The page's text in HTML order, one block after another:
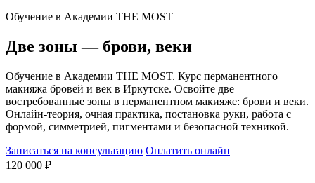
Обучение в Академии THE MOST
Две зоны — брови, веки
Обучение в Академии THE MOST. Курс перманентного
макияжа бровей и век в Иркутске. Освойте две
востребованные зоны в перманентном макияже: брови и веки.
Онлайн-теория, очная практика, постановка руки, работа с
формой, симметрией, пигментами и безопасной техникой.
Записаться на консультацию Оплатить онлайн
120 000 ₽